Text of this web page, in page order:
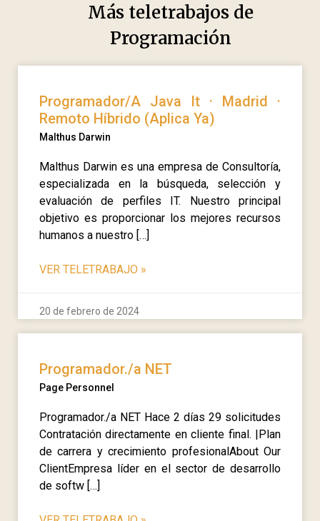
Más teletrabajos de
Programación
Programador/A Java It · Madrid ·
Remoto Híbrido (Aplica Ya)
Malthus Darwin
Malthus Darwin es una empresa de Consultoría,
especializada en la búsqueda, selección y
evaluación de perfiles IT. Nuestro principal
objetivo es proporcionar los mejores recursos
humanos a nuestro […]
VER TELETRABAJO »
20 de febrero de 2024
Programador./a NET
Page Personnel
Programador./a NET Hace 2 días 29 solicitudes
Contratación directamente en cliente final. |Plan
de carrera y crecimiento profesionalAbout Our
ClientEmpresa líder en el sector de desarrollo
de softw […]